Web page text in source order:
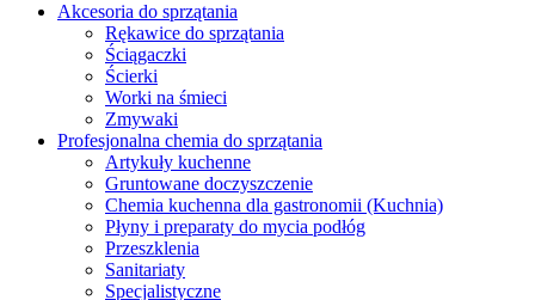
Akcesoria do sprzątania
Rękawice do sprzątania
Ściągaczki
Ścierki
Worki na śmieci
Zmywaki
Profesjonalna chemia do sprzątania
Artykuły kuchenne
Gruntowane doczyszczenie
Chemia kuchenna dla gastronomii (Kuchnia)
Płyny i preparaty do mycia podłóg
Przeszklenia
Sanitariaty
Specjalistyczne